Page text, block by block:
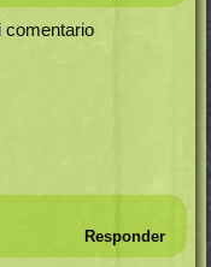
comentario
Responder